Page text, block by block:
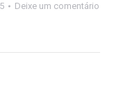
Deixe um comentário